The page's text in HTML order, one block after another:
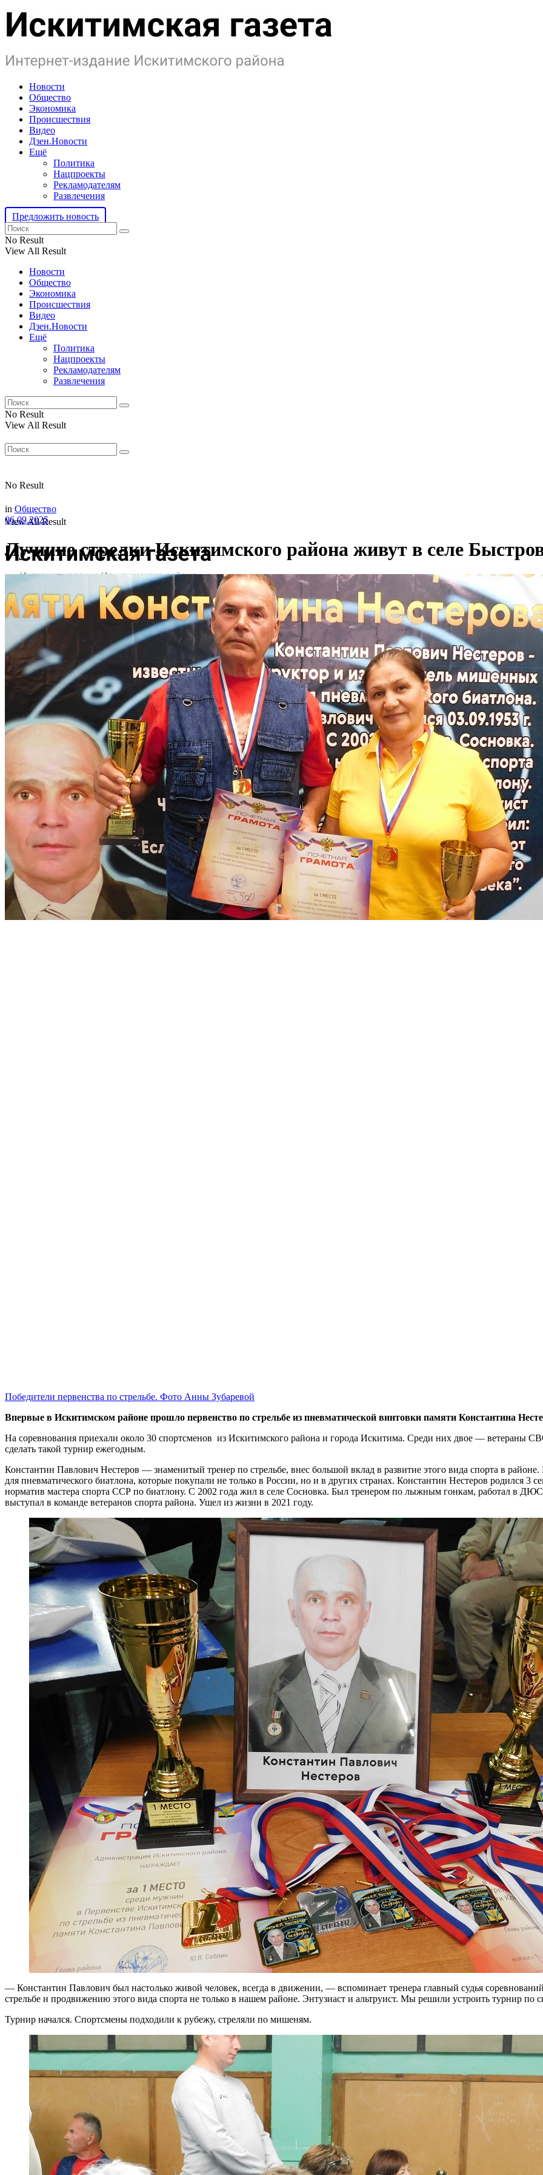
Новости
Общество
Экономика
Происшествия
Видео
Дзен.Новости
Ещё
Политика
Нацпроекты
Рекламодателям
Развлечения
Предложить новость
No Result
View All Result
Новости
Общество
Экономика
Происшествия
Видео
Дзен.Новости
Ещё
Политика
Нацпроекты
Рекламодателям
Развлечения
No Result
View All Result
No Result
View All Result
in Общество
06.09.2025
Лучшие стрелки Искитимского района живут в селе
Победители первенства по стрельбе. Фото Анны Зубаревой
Впервые в Искитимском районе прошло первенство по стрельбе из пневматической винтовки памяти Константина
На соревнования приехали около 30 спортсменов из Искитимского района и города Искитима. Среди них двое —
сделать такой турнир ежегодным.
Константин Павлович Нестеров — знаменитый тренер по стрельбе, внес большой вклад в развитие этого вида спорта в
для пневматического биатлона, которые покупали не только в России, но и в других странах. Константин Нестеров родился 3
норматив мастера спорта ССР по биатлону. С 2002 года жил в селе Сосновка. Был тренером по лыжным гонкам, работал в
выступал в команде ветеранов спорта района. Ушел из жизни в 2021 году.
— Константин Павлович был настолько живой человек, всегда в движении, — вспоминает тренера главный судья
стрельбе и продвижению этого вида спорта не только в нашем районе. Энтузиаст и альтруист. Мы решили устроить турнир по
Турнир начался. Спортсмены подходили к рубежу, стреляли по мишеням.